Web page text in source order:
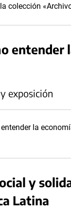
colección
entender
exposición
la
y
Latina